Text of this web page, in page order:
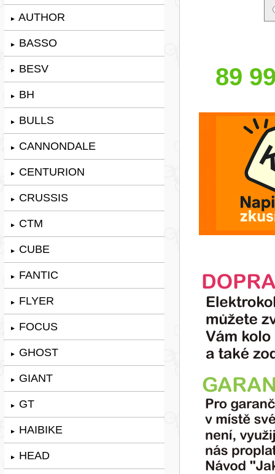
► AUTHOR
► BASSO
► BESV
► BH
► BULLS
► CANNONDALE
► CENTURION
► CRUSSIS
► CTM
► CUBE
► FANTIC
► FLYER
► FOCUS
► GHOST
► GIANT
► GT
► HAIBIKE
► HEAD
89